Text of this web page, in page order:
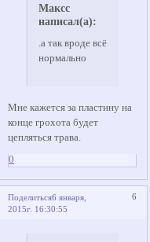
Максс
написал(а):
.а так вроде всё
нормально
Мне кажется за пластину на
конце грохота будет
цепляться трава.
0
Поделиться 6
6 января,
2015г. 16:30:55